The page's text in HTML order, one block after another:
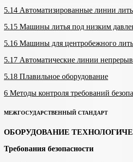
5.14 Автоматизированные линии
5.15 Машины литья под низким
5.16 Машины для центробежного
5.17 Автоматические линии
5.18 Плавильное оборудование
6 Методы контроля требований
МЕЖГОСУДАРСТВЕННЫЙ СТАНДАРТ
ОБОРУДОВАНИЕ
Требования безопасности